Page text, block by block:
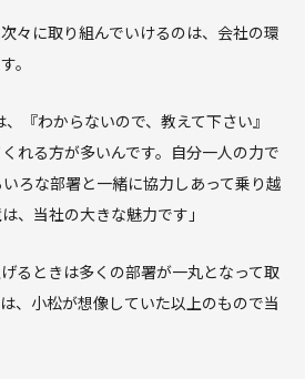
々に取り組んでいけるのは、会社の環
。
『わからないので、教えて下さい』
れる方が多いんです。自分一人の力で
ろな部署と一緒に協力しあって乗り越
、当社の大きな魅力です」
るときは多くの部署が一丸となって取
、小松が想像していた以上のもので当